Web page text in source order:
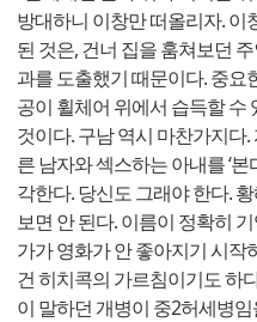
방대하니 이창만 떠올리자.
된 것은, 건너 집을 훔쳐보던
과를 도출했기 때문이다. 중요
공이 휠체어 위에서 습득할
것이다. 구남 역시 마찬가지다
른 남자와 섹스하는 아내를 ‘
각한다. 당신도 그래야 한다.
보면 안 된다. 이름이 정확히
가가 영화가 안 좋아지기 시작
건 히치콕의 가르침이기도 하
이 말하던 개병이 중2허세병